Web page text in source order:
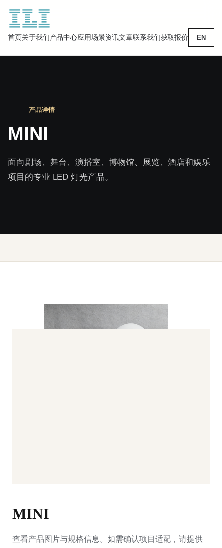
首页关于我们产品中心应用场景资讯文章联系我们获取报价 EN
产品详情
MINI
面向剧场、舞台、演播室、博物馆、展览、酒店和娱乐
项目的专业 LED 灯光产品。
MINI
查看产品图片与规格信息。如需确认项目适配，请提供